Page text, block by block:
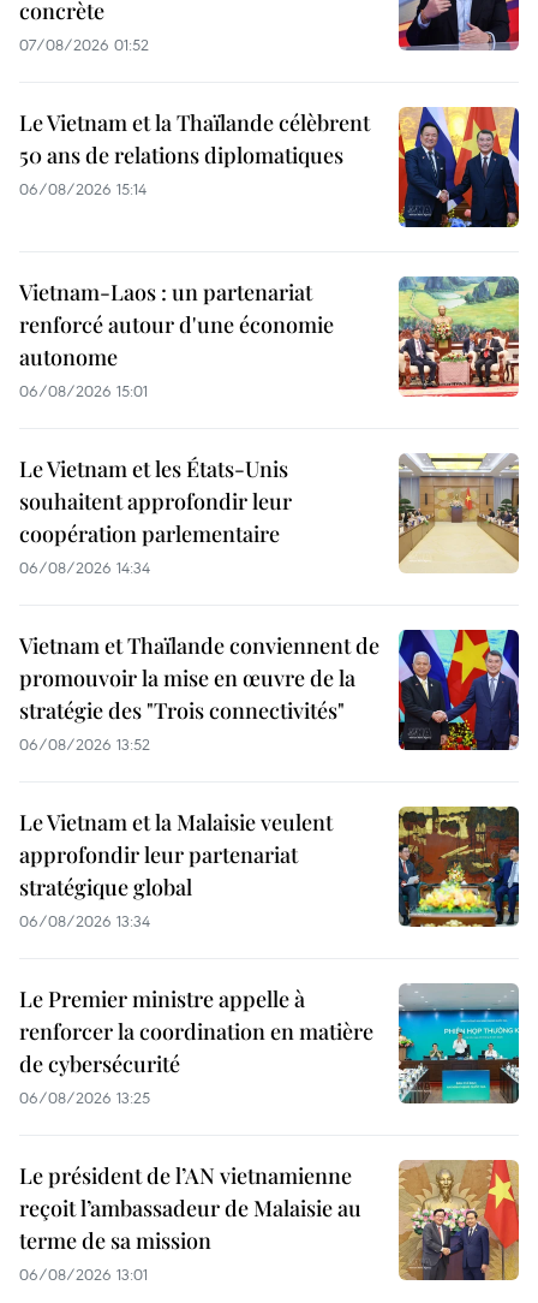
concrète
07/08/2026 01:52
Le Vietnam et la Thaïlande célèbrent
50 ans de relations diplomatiques
06/08/2026 15:14
Vietnam-Laos : un partenariat
renforcé autour d'une économie
autonome
06/08/2026 15:01
Le Vietnam et les États-Unis
souhaitent approfondir leur
coopération parlementaire
06/08/2026 14:34
Vietnam et Thaïlande conviennent de
promouvoir la mise en œuvre de la
stratégie des "Trois connectivités"
06/08/2026 13:52
Le Vietnam et la Malaisie veulent
approfondir leur partenariat
stratégique global
06/08/2026 13:34
Le Premier ministre appelle à
renforcer la coordination en matière
de cybersécurité
06/08/2026 13:25
Le président de l’AN vietnamienne
reçoit l’ambassadeur de Malaisie au
terme de sa mission
06/08/2026 13:01